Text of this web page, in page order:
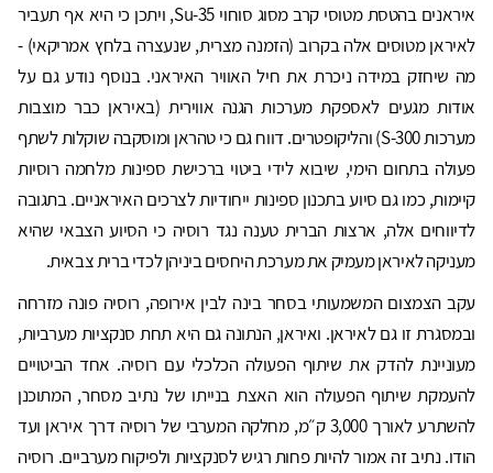
איראנים בהטסת מטוסי קרב מסוג סוחוי Su-35, ויתכן כי היא אף תעביר
לאיראן מטוסים אלה בקרוב (הזמנה מצרית, שנעצרה בלחץ אמריקאי) -
מה שיחזק במידה ניכרת את חיל האוויר האיראני. בנוסף נודע גם על
אודות מגעים לאספקת מערכות הגנה אווירית (באיראן כבר מוצבות
מערכות 300-S) והליקופטרים. דווח גם כי טהראן ומוסקבה שוקלות לשתף
פעולה בתחום הימי, שיבוא לידי ביטוי ברכישת ספינות מלחמה רוסיות
קיימות, כמו גם סיוע בתכנון ספינות ייחודיות לצרכים האיראניים. בתגובה
לדיווחים אלה, ארצות הברית טענה נגד רוסיה כי הסיוע הצבאי שהיא
מעניקה לאיראן מעמיק את מערכת היחסים ביניהן לכדי ברית צבאית.
עקב הצמצום המשמעותי בסחר בינה לבין אירופה, רוסיה פונה מזרחה
ובמסגרת זו גם לאיראן. ואיראן, הנתונה גם היא תחת סנקציות מערביות,
מעוניינת להדק את שיתוף הפעולה הכלכלי עם רוסיה. אחד הביטויים
להעמקת שיתוף הפעולה הוא האצת בנייתו של נתיב מסחר, המתוכנן
להשתרע לאורך 3,000 ק״מ, מחלקה המערבי של רוסיה דרך איראן ועד
הודו. נתיב זה אמור להיות פחות רגיש לסנקציות ולפיקוח מערביים. רוסיה